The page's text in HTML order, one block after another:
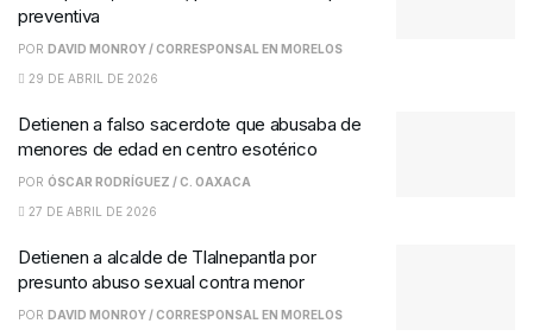
preventiva
POR DAVID MONROY / CORRESPONSAL EN MORELOS
29 DE ABRIL DE 2026
Detienen a falso sacerdote que abusaba de
menores de edad en centro esotérico
POR ÓSCAR RODRÍGUEZ / C. OAXACA
27 DE ABRIL DE 2026
Detienen a alcalde de Tlalnepantla por
presunto abuso sexual contra menor
POR DAVID MONROY / CORRESPONSAL EN MORELOS